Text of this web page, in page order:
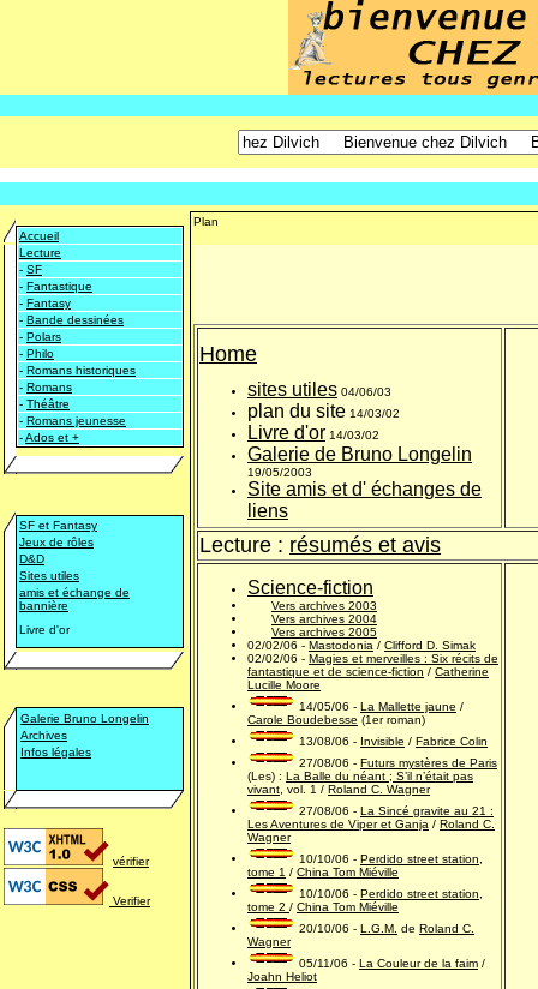
Accueil
Lecture
- SF
- Fantastique
- Fantasy
- Bande dessinées
- Polars
- Philo
- Romans historiques
- Romans
- Théâtre
- Romans jeunesse
-Ados et +
SF et Fantasy
Jeux de rôles
D&D
Sites utiles
amis et échange de
bannière
Livre d'or
Galerie Bruno Longelin
Archives
Infos légales
vérifier
Verifier
Plan
Home
sites utiles 04/06/03
plan du site 14/03/02
Livre d'or 14/03/02
Galerie de Bruno Longelin
19/05/2003
Site amis et d' échanges de
liens
Lecture : résumés et avis
Science-fiction
Vers archives 2003
Vers archives 2004
Vers archives 2005
02/02/06 - Mastodonia / Clifford D. Simak
02/02/06 - Magies et merveilles : Six récits de
fantastique et de science-fiction / Catherine
Lucille Moore
14/05/06 - La Mallette jaune /
Carole Boudebesse (1er roman)
13/08/06 - Invisible / Fabrice Colin
27/08/06 - Futurs mystères de Paris
(Les) : La Balle du néant ; S’il n’était pas
vivant , vol. 1 / Roland C. Wagner
27/08/06 - La Sincé gravite au 21 :
Les Aventures de Viper et Ganja / Roland C.
Wagner
10/10/06 - Perdido street station,
tome 1 / China Tom Miéville
10/10/06 - Perdido street station,
tome 2 / China Tom Miéville
20/10/06 - L.G.M. de Roland C.
Wagner
05/11/06 - La Couleur de la faim /
Joahn Heliot